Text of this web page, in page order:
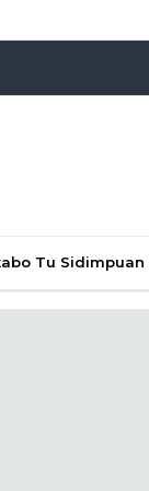
Tu Sidimpuan